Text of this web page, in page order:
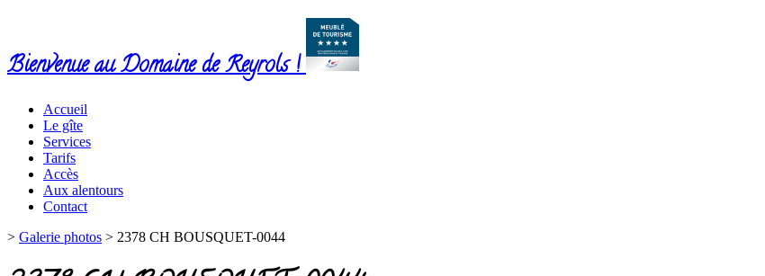
Bienvenue au Domaine de Reyrols !
Accueil
Le gîte
Services
Tarifs
Accès
Aux alentours
Contact
> Galerie photos > 2378 CH BOUSQUET-0044